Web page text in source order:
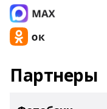
Партнеры